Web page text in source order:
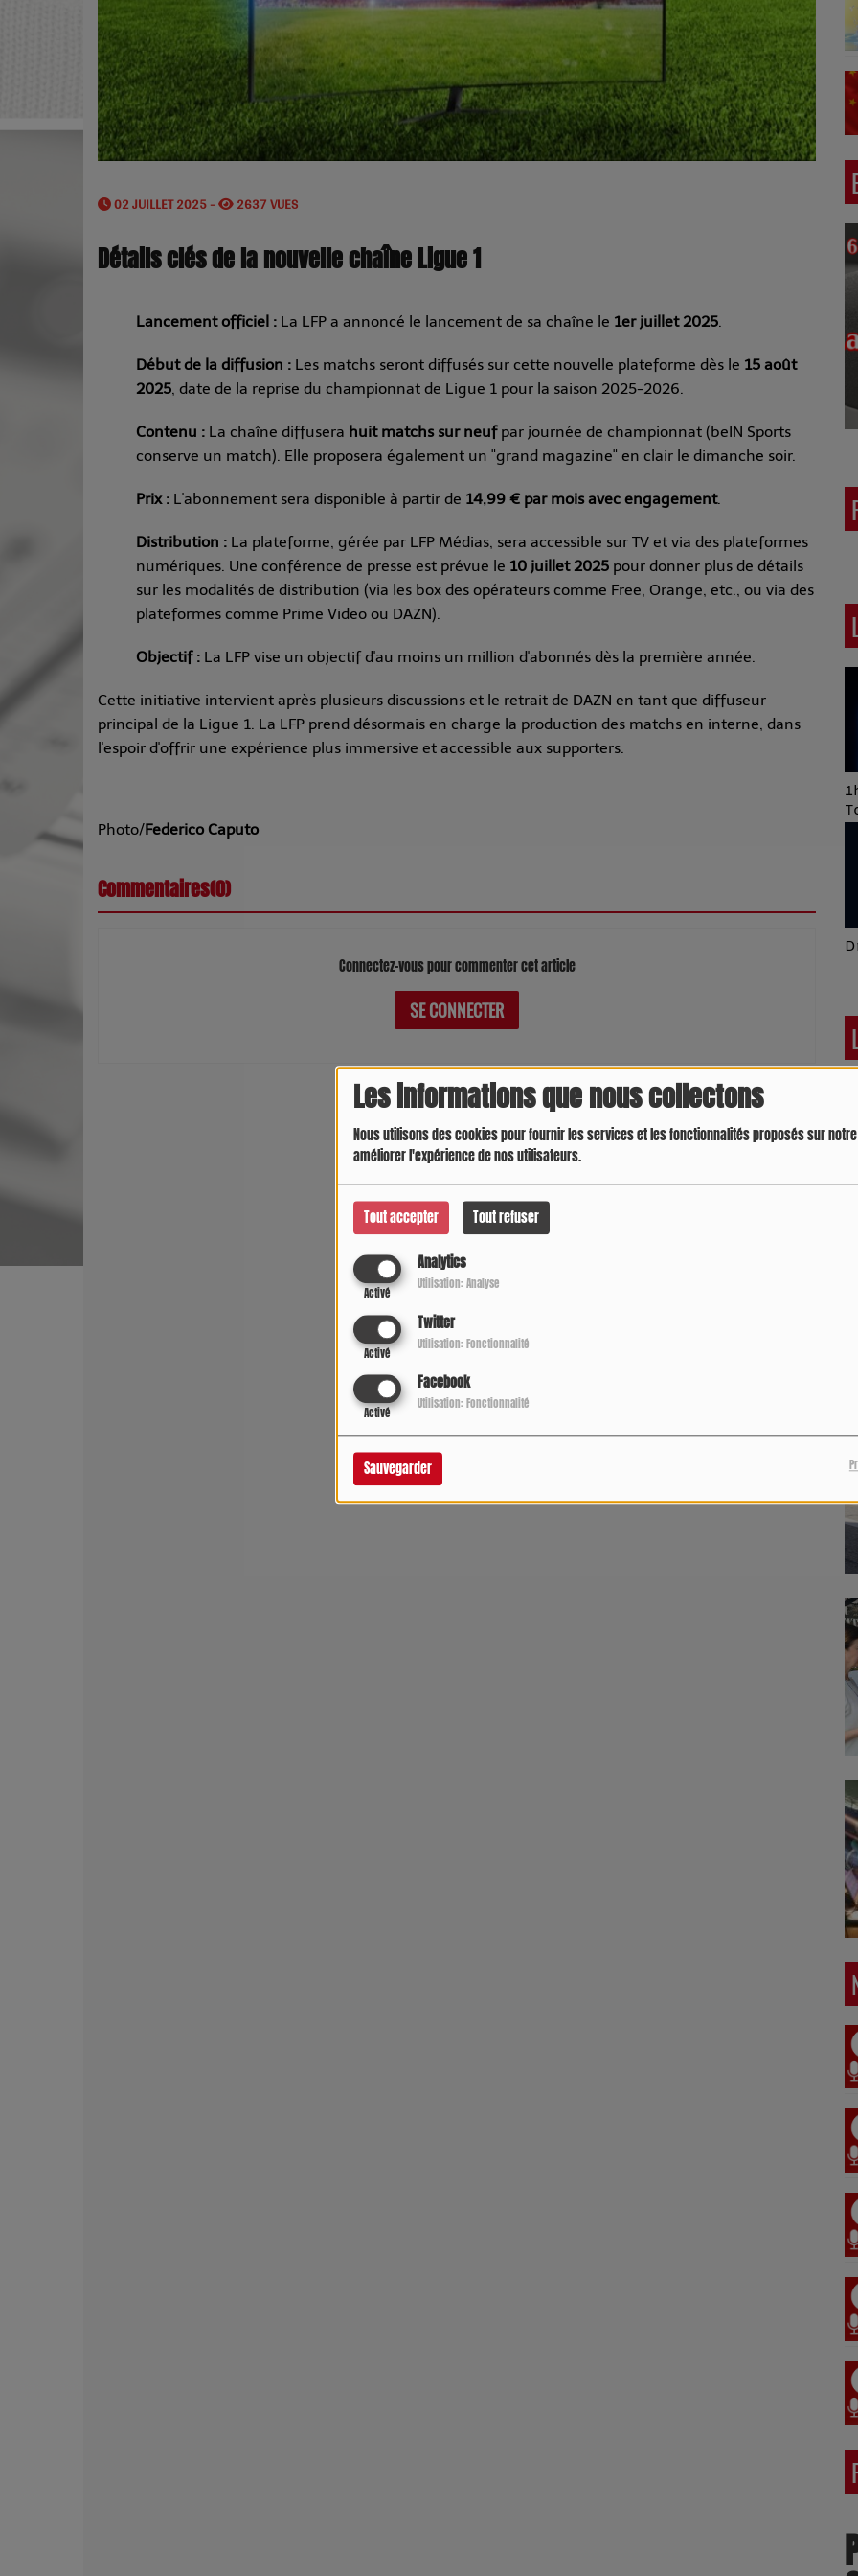
Les informations que nous collectons
Nous utilisons des cookies pour fournir les services et les fonctionnalités proposés sur
améliorer l'expérience de nos utilisateurs.
Tout accepter Tout refuser
Analytics
Activé
Utilisation: Analyse
Twitter
Activé
Utilisation: Fonctionnalité
Facebook
Activé
Utilisation: Fonctionnalité
Sauvegarder
02 JUILLET 2025 - 2637 VUES
Détails clés de la nouvelle chaîne Ligue 1
Lancement officiel : La LFP a annoncé le lancement de sa chaîne le 1er juillet 2025
Début de la diffusion : Les matchs seront diffusés sur cette nouvelle plateforme dès le 15 août
2025 , date de la reprise du championnat de Ligue 1 pour la saison 2025-2026.
Contenu : La chaîne diffusera huit matchs sur neufpar journée de championnat (beIN Sports
conserve un match). Elle proposera également un "grand magazine" en clair le dimanche soir.
Prix : L'abonnement sera disponible à partir de 14,99 € par mois avec engagement.
Distribution : La plateforme, gérée par LFP Médias, sera accessible sur TV et via des plateformes
numériques. Une conférence de presse est prévue le 10 juillet 2025 pour donner plus de détails
sur les modalités de distribution (via les box des opérateurs comme Free, Orange, etc., ou via des
plateformes comme Prime Video ou DAZN).
Objectif : La LFP vise un objectif d'au moins un million d'abonnés dès la première année.
Cette initiative intervient après plusieurs discussions et le retrait de DAZN en tant que diffuseur
principal de la Ligue 1. La LFP prend désormais en charge la production des matchs en interne, dans
l'espoir d'offrir une expérience plus immersive et accessible aux supporters.
Photo/Federico Caputo
Commentaires(0)
Connectez-vous pour commenter cet article
SE CONNECTER